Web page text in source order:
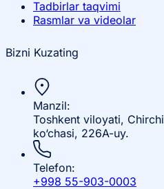
Tadbirlar taqvimi
Rasmlar va videolar
Bizni Kuzating
Manzil:
Toshkent viloyati,
ko‘chasi, 226A-uy.
Telefon:
+998 55-903-0003